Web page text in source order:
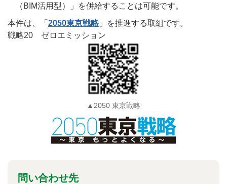
（BIM活用型）」を併給することは可能です。
本件は、「 2050東京戦略」を推進する取組です。
戦略20 ゼロエミッション
▲2050 東京戦略
問い合わせ先